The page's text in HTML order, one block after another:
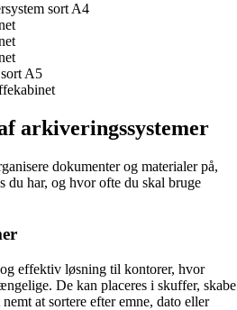
sort A4
A5
arkiveringssystemer
dokumenter og materialer på,
du har, og hvor ofte du skal bruge
effektiv løsning til kontorer, hvor
De kan placeres i skuffer, skabe
at sortere efter emne, dato eller